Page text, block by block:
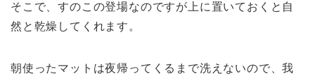
そこで、すのこの登場なのですが上に置いておくと自
然と乾燥してくれます。
朝使ったマットは夜帰ってくるまで洗えないので、我